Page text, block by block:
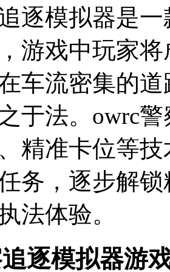
逐模拟器是
游戏中玩家
车流密集的
于法。owrc
精准卡位等
务，逐步解
法体验。
逐模拟器游